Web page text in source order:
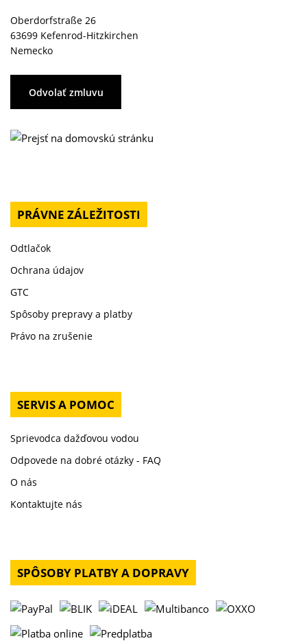
Oberdorfstraße 26
63699 Kefenrod-Hitzkirchen
Nemecko
Odvolať zmluvu
PRÁVNE ZÁLEŽITOSTI
Odtlačok
Ochrana údajov
GTC
Spôsoby prepravy a platby
Právo na zrušenie
SERVIS A POMOC
Sprievodca dažďovou vodou
Odpovede na dobré otázky - FAQ
O nás
Kontaktujte nás
SPÔSOBY PLATBY A DOPRAVY